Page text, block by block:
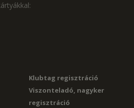
Klubtag regisztráció
Viszonteladó, nagyker
regisztráció